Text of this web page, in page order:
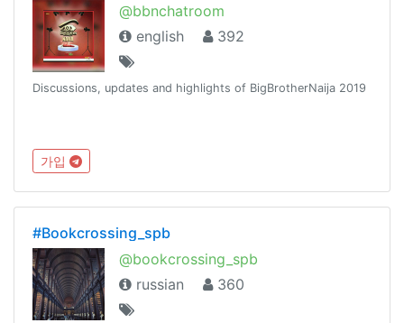
@bbnchatroom
english
392
Discussions, updates and highlights of BigBrotherNaija 2019
가입
#Bookcrossing_spb
@bookcrossing_spb
russian
360